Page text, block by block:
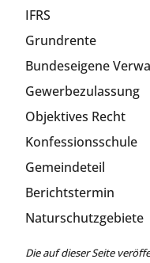
IFRS
Grundrente
Bundeseigene
Gewerbezulassung
Objektives Recht
Konfessionsschule
Gemeindeteil
Berichtstermin
Naturschutzgebiete
Die auf dieser Seite